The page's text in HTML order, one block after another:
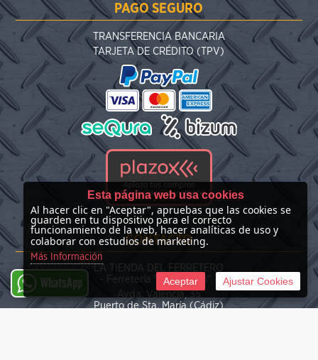
PAGO SEGURO
TRANSFERENCIA BANCARIA
TARJETA DE CRÉDITO (TPV)
CONTACTO
LA TIENDA DEL FERRETERO
- Ferretería "Las Nieves" -
Avda. Valencia, 35
Puerto de Sta. María (Cádiz)
WhatsApp
Esta página web usa cookies
Al hacer clic en "Aceptar", apruebas que las cookies se
guarden en tu dispositivo para el correcto
funcionamiento de la web, hacer analíticas de uso y
colaborar con estudios de marketing.
Más Información
Aceptar Ajustar Cookies